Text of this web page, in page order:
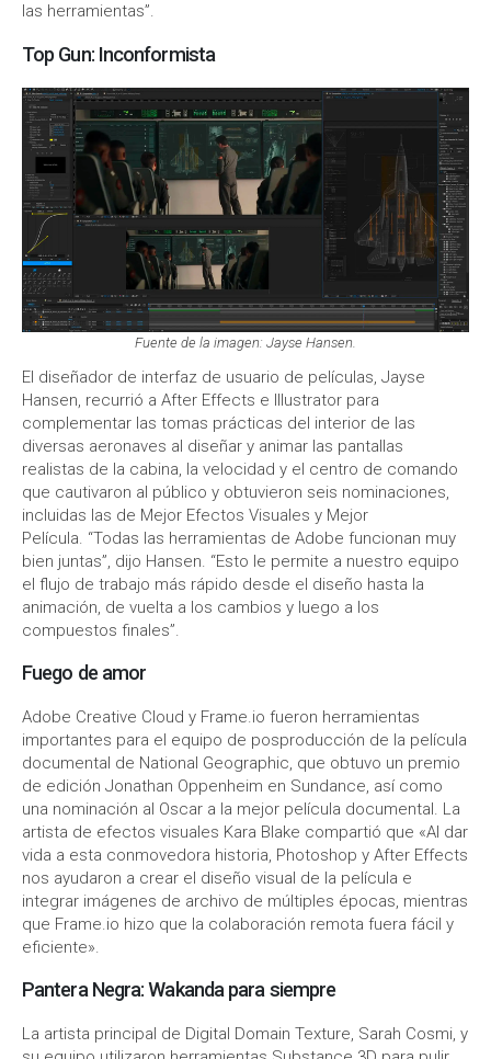
las herramientas”.
Top Gun: Inconformista
Fuente de la imagen: Jayse Hansen.
El diseñador de interfaz de usuario de películas, Jayse
Hansen, recurrió a After Effects e Illustrator para
complementar las tomas prácticas del interior de las
diversas aeronaves al diseñar y animar las pantallas
realistas de la cabina, la velocidad y el centro de comando
que cautivaron al público y obtuvieron seis nominaciones,
incluidas las de Mejor Efectos Visuales y Mejor
Película. “Todas las herramientas de Adobe funcionan muy
bien juntas”, dijo Hansen. “Esto le permite a nuestro equipo
el flujo de trabajo más rápido desde el diseño hasta la
animación, de vuelta a los cambios y luego a los
compuestos finales”.
Fuego de amor
Adobe Creative Cloud y Frame.io fueron herramientas
importantes para el equipo de posproducción de la película
documental de National Geographic, que obtuvo un premio
de edición Jonathan Oppenheim en Sundance, así como
una nominación al Oscar a la mejor película documental. La
artista de efectos visuales Kara Blake compartió que «Al dar
vida a esta conmovedora historia, Photoshop y After Effects
nos ayudaron a crear el diseño visual de la película e
integrar imágenes de archivo de múltiples épocas, mientras
que Frame.io hizo que la colaboración remota fuera fácil y
eficiente».
Pantera Negra: Wakanda para siempre
La artista principal de Digital Domain Texture, Sarah Cosmi, y